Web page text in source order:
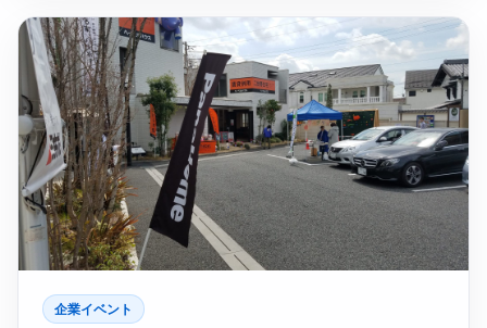
企業イベント